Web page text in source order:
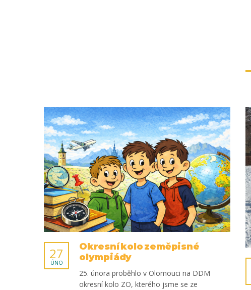
Okresní kolo zeměpisné
olympiády
27
ÚNO
25. února proběhlo v Olomouci na DDM
okresní kolo ZO, kterého jsme se ze